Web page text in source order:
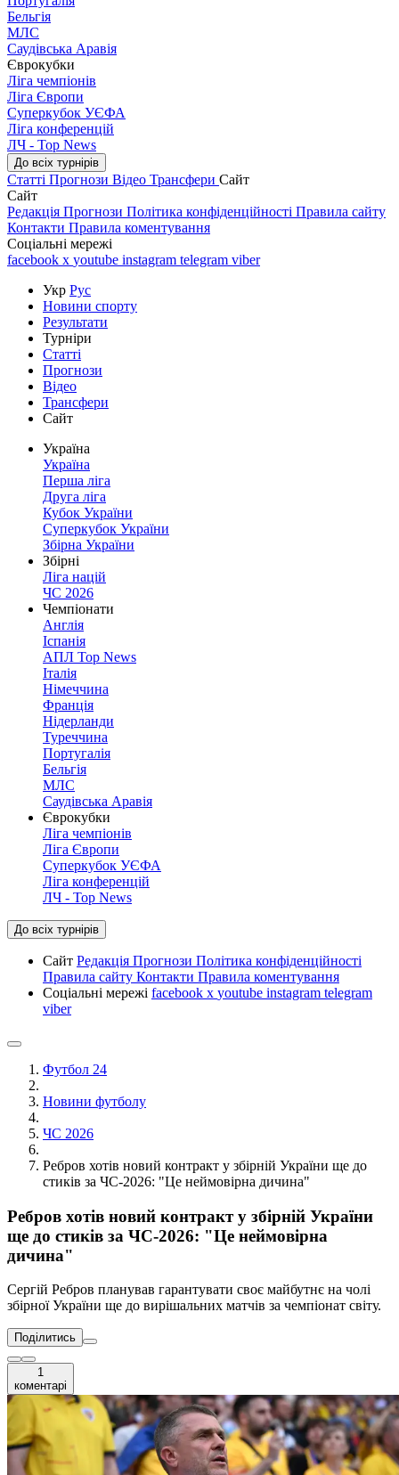
Бельгія
МЛС
Саудівська Аравія
Єврокубки
Ліга чемпіонів
Ліга Європи
Суперкубок УЄФА
Ліга конференцій
ЛЧ - Top News
До всіх турнірів
Статті Прогнози Відео Трансфери Сайт
Сайт
Редакція Прогнози Політика конфіденційності Правила сайту
Контакти Правила коментування
Соціальні мережі
facebook x youtube instagram telegram viber
Укр Рус
Новини спорту
Результати
Турніри
Статті
Прогнози
Відео
Трансфери
Сайт
Україна
Україна
Перша ліга
Друга ліга
Кубок України
Суперкубок України
Збірна України
Збірні
Ліга націй
ЧС 2026
Чемпіонати
Англія
Іспанія
АПЛ Top News
Італія
Німеччина
Франція
Нідерланди
Туреччина
Португалія
Бельгія
МЛС
Саудівська Аравія
Єврокубки
Ліга чемпіонів
Ліга Європи
Суперкубок УЄФА
Ліга конференцій
ЛЧ - Top News
До всіх турнірів
Сайт Редакція Прогнози Політика конфіденційності
Правила сайту Контакти Правила коментування
Соціальні мережі facebook x youtube instagram telegram
viber
Футбол 24
Новини футболу
ЧС 2026
Ребров хотів новий контракт у збірній України ще до
стиків за ЧС-2026: "Це неймовірна дичина"
Ребров хотів новий контракт у збірній України
ще до стиків за ЧС-2026: "Це неймовірна
дичина"
Сергій Ребров планував гарантувати своє майбутнє на чолі
збірної України ще до вирішальних матчів за чемпіонат світу.
Поділитись
1
коментарі